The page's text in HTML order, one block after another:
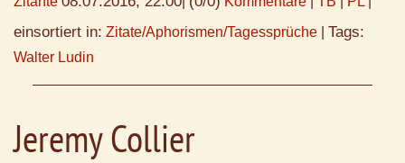
einsortiert in: Zitate/Aphorismen/Tagessprüche Tags:
Walter Ludin
Jeremy Collier